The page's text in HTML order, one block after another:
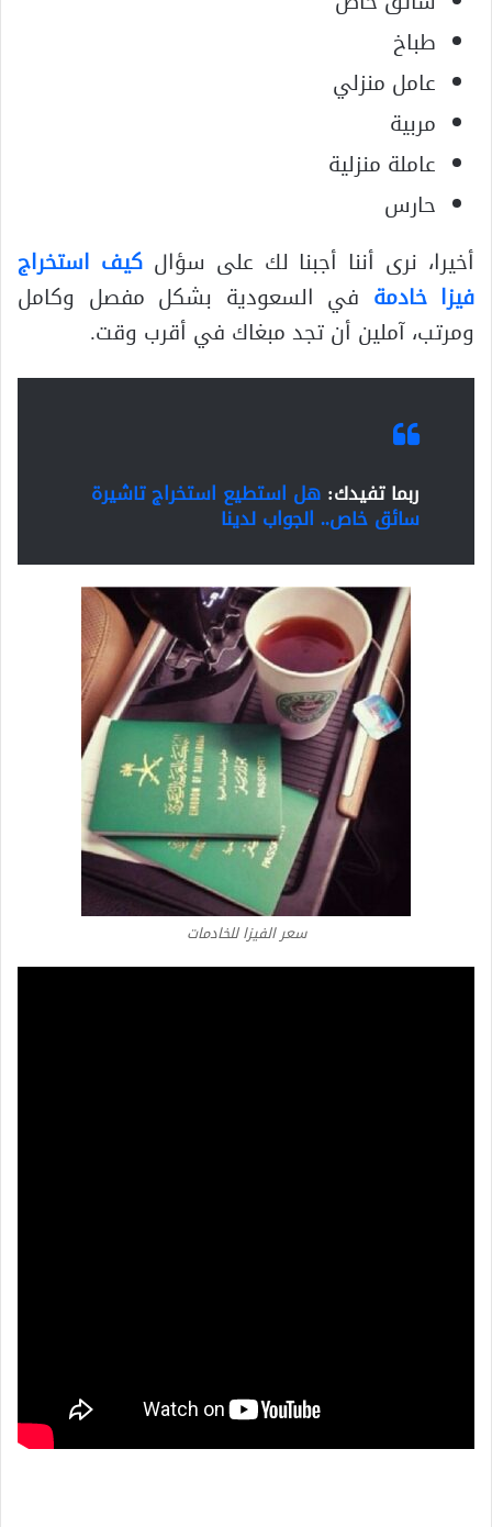
طباخ
عامل منزلي
مربية
عاملة منزلية
حارس
أخيرا، نرى أننا أجبنا لك على سؤال كيف استخراج
فيزا خادمة في السعودية بشكل مفصل وكامل
ومرتب، آملين أن تجد مبغاك في أقرب وقت.
ربما تفيدك: هل استطيع استخراج تاشيرة
سائق خاص.. الجواب لدينا
سعر الفيزا للخادمات